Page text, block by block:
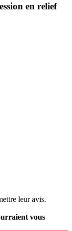
en relief
leur avis.
vous